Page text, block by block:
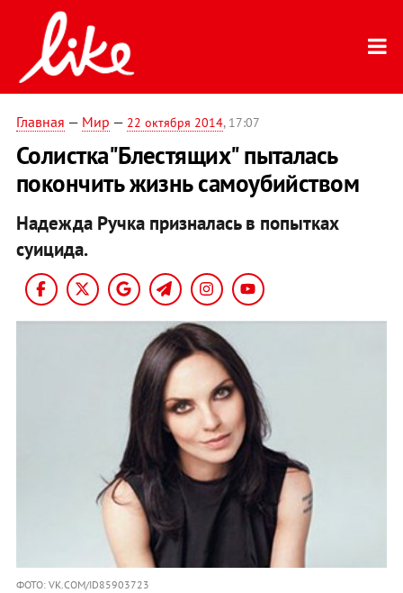
Главная — Мир — 22 октября 2014, 17:07
Солистка"Блестящих" пыталась
покончить жизнь самоубийством
Надежда Ручка призналась в попытках
суицида.
ФОТО: VK.COM/ID85903723